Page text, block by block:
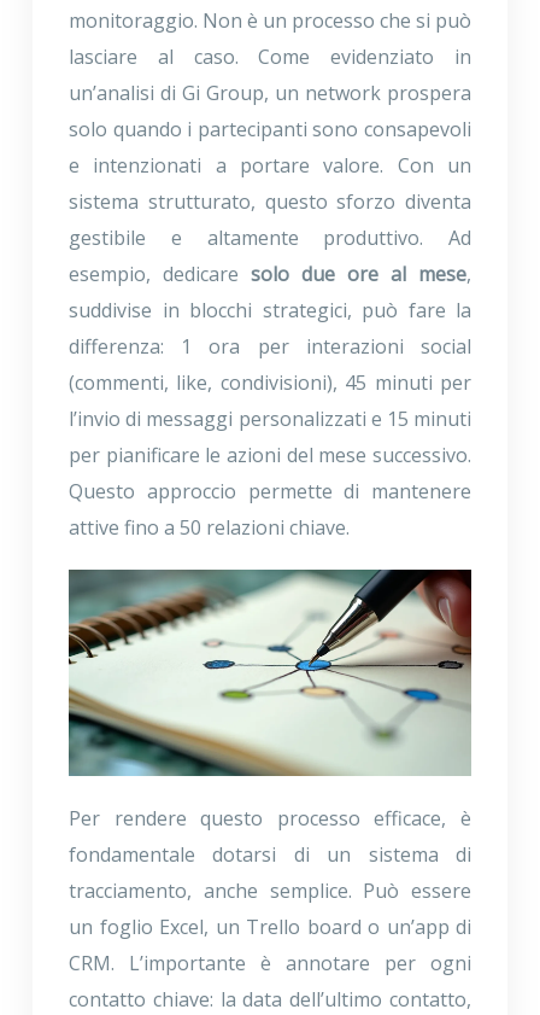
monitoraggio. Non è un processo che si può
lasciare al caso. Come evidenziato in
un’analisi di Gi Group, un network prospera
solo quando i partecipanti sono consapevoli
e intenzionati a portare valore. Con un
sistema strutturato, questo sforzo diventa
gestibile e altamente produttivo. Ad
esempio, dedicare solo due ore al mese,
suddivise in blocchi strategici, può fare la
differenza: 1 ora per interazioni social
(commenti, like, condivisioni), 45 minuti per
l’invio di messaggi personalizzati e 15 minuti
per pianificare le azioni del mese successivo.
Questo approccio permette di mantenere
attive fino a 50 relazioni chiave.
Per rendere questo processo efficace, è
fondamentale dotarsi di un sistema di
tracciamento, anche semplice. Può essere
un foglio Excel, un Trello board o un’app di
CRM. L’importante è annotare per ogni
contatto chiave: la data dell’ultimo contatto,